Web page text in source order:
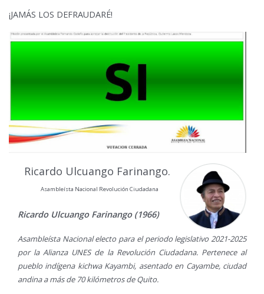
¡JAMÁS LOS DEFRAUDARÉ!
Ricardo Ulcuango Farinango.
Asambleísta Nacional Revolución Ciudadana
Ricardo Ulcuango Farinango (1966)
Asambleísta Nacional electo para el periodo legislativo 2021-2025
por la Alianza UNES de la Revolución Ciudadana. Pertenece al
pueblo indígena kichwa Kayambi, asentado en Cayambe, ciudad
andina a más de 70 kilómetros de Quito.